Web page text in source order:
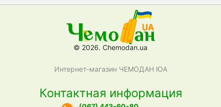
© 2026. Chemodan.ua
Интернет-магазин ЧЕМОДАН ЮА
Контактная информация